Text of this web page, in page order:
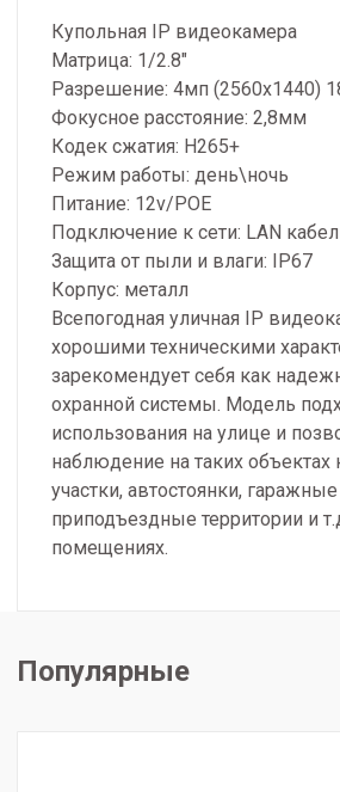
Купольная IP видеокамера
Матрица: 1/2.8"
Разрешение: 4мп (2560х1440)
Фокусное расстояние: 2,8мм
Кодек сжатия: H265+
Режим работы: день\ночь
Питание: 12v/РОЕ
Подключение к сети: LAN
Защита от пыли и влаги: IP67
Корпус: металл
Всепогодная уличная IP
хорошими техническими
зарекомендует себя как
охранной системы. Модель
использования на улице и
наблюдение на таких объектах
участки, автостоянки,
приподъездные территории и
помещениях.
Популярные